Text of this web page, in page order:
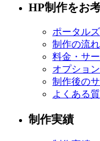
HP制作をお
ポータル
制作の流れ
料金・サ
オプショ
制作後の
よくある
制作実績